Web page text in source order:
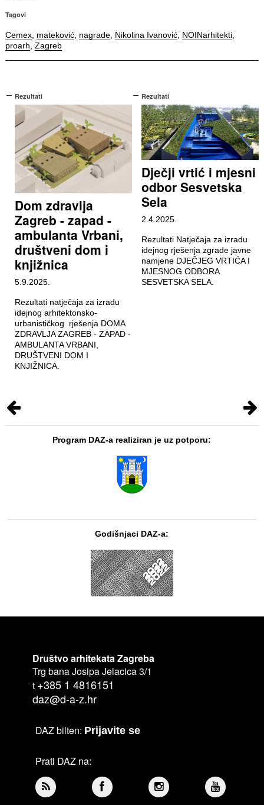
Tagovi
Cemex, mateković, nagrade, Nikolina Ivanović, NOINarhitekti,
proarh, Zagreb
Rezultati
Dom zdravlja
Zagreb - zapad -
ambulanta Vrbani,
društveni dom i
knjižnica
5.9.2025.
Rezultati natječaja za izradu
idejnog arhitektonsko-
urbanističkog rješenja DOMA
ZDRAVLJA ZAGREB - ZAPAD -
AMBULANTA VRBANI,
DRUŠTVENI DOM I
KNJIŽNICA.
Rezultati
Dječji vrtić i mjesni
odbor Sesvetska
Sela
2.4.2025.
Rezultati Natječaja za izradu
idejnog rješenja zgrade javne
namjene DJEČJEG VRTIĆA I
MJESNOG ODBORA
SESVETSKA SELA.
Program DAZ-a realiziran je uz potporu:
Godišnjaci DAZ-a:
Društvo arhitekata Zagreba
Trg bana Josipa Jelacica 3/1
t +385 1 4816151
daz@d-a-z.hr
DAZ bilten: Prijavite se
Prati DAZ na: